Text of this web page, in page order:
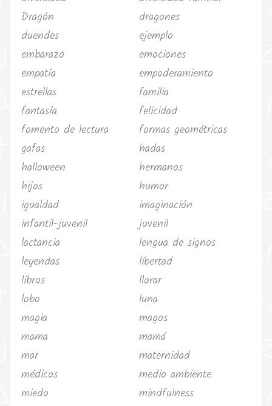
Dragón
dragones
duendes
ejemplo
embarazo
emociones
empatía
empoderamiento
estrellas
familia
fantasía
felicidad
fomento de lectura
formas geométricas
gafas
hadas
halloween
hermanos
hijos
humor
igualdad
imaginación
infantil-juvenil
juvenil
lactancia
lengua de signos
leyendas
libertad
libros
llorar
lobo
luna
magia
magos
mama
mamá
mar
maternidad
médicos
medio ambiente
miedo
mindfulness